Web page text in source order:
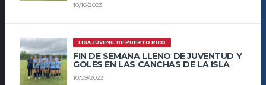
10/16/2023
LIGA JUVENIL DE PUERTO RICO
FIN DE SEMANA LLENO DE JUVENTUD Y
GOLES EN LAS CANCHAS DE LA ISLA
10/09/2023